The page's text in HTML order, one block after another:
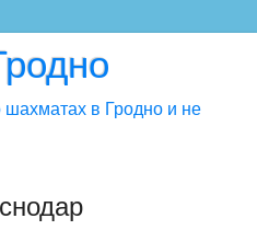
шахматах в Гродно и не